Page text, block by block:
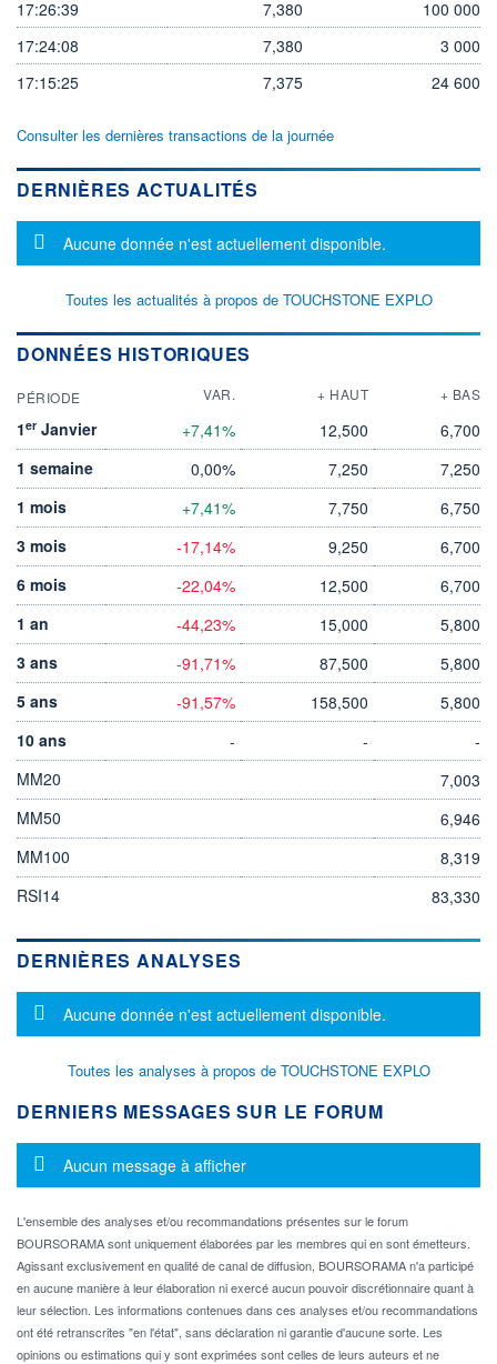
17:26:39 7,380
100 000
17:24:08
7,380
3 000
17:15:25
7,375 24 600
Consulter les dernières transactions de la journée
DERNIÈRES ACTUALITÉS
Message d'information
Aucune donnée n'est actuellement disponible.
Toutes les actualités à propos de TOUCHSTONE EXPLO
DONNÉES HISTORIQUES
PÉRIODE VAR. + HAUT + BAS
1er Janvier +7,41% 12,500
6,700
1 semaine
0,00% 7,250
7,250
1 mois
+7,41% 7,750
6,750
3 mois
-17,14% 9,250
6,700
6 mois
-22,04% 12,500
6,700
1 an
-44,23% 15,000
5,800
3 ans
-91,71% 87,500
5,800
5 ans
-91,57% 158,500
5,800
10 ans
- -
-
MM20
7,003
MM50
6,946
MM100
8,319
RSI14
83,330
DERNIÈRES ANALYSES
Message d'information
Aucune donnée n'est actuellement disponible.
Toutes les analyses à propos de TOUCHSTONE EXPLO
DERNIERS MESSAGES SUR LE FORUM
Message d'information
Aucun message à afficher
L'ensemble des analyses et/ou recommandations présentes sur le forum
BOURSORAMA sont uniquement élaborées par les membres qui en sont émetteurs.
Agissant exclusivement en qualité de canal de diffusion, BOURSORAMA n'a participé
en aucune manière à leur élaboration ni exercé aucun pouvoir discrétionnaire quant à
leur sélection. Les informations contenues dans ces analyses et/ou recommandations
ont été retranscrites "en l'état", sans déclaration ni garantie d'aucune sorte. Les
opinions ou estimations qui y sont exprimées sont celles de leurs auteurs et ne